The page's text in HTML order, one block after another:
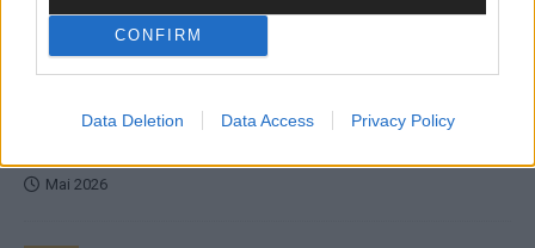
CONFIRM
Data Deletion Data Access Privacy Policy
Eurovision Song Contest 2026: Das erste Halbfinale – der
Mai 2026